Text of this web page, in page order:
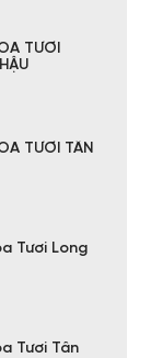
TƯƠI
TƯƠI TÂN
Tươi Long
Tươi Tân